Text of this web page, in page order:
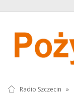
Radio Szczecin »